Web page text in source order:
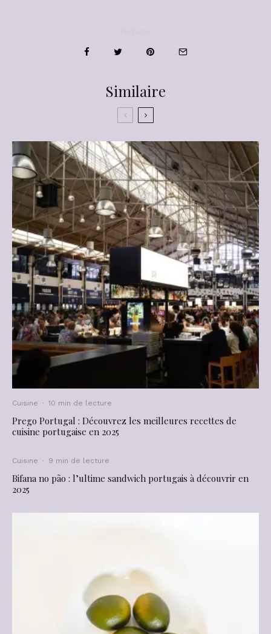
Similaire
Cuisine · 10 min de lecture
Prego Portugal : Découvrez les meilleures recettes de
cuisine portugaise en 2025
Cuisine · 9 min de lecture
Bifana no pão : l’ultime sandwich portugais à découvrir en
2025